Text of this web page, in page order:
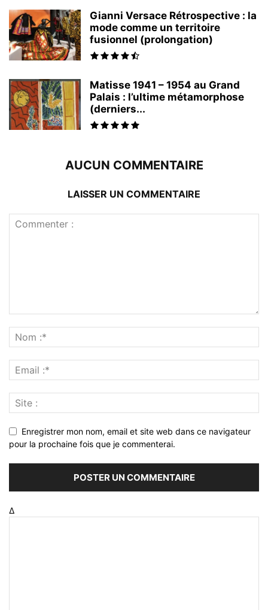
Gianni Versace Rétrospective : la
mode comme un territoire
fusionnel (prolongation)
Matisse 1941 – 1954 au Grand
Palais : l’ultime métamorphose
(derniers...
AUCUN COMMENTAIRE
LAISSER UN COMMENTAIRE
Enregistrer mon nom, email et site web dans ce navigateur
pour la prochaine fois que je commenterai.
Δ